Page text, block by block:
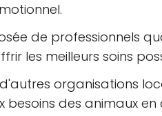
de professionnels
les meilleurs soins
organisations
besoins des animaux en